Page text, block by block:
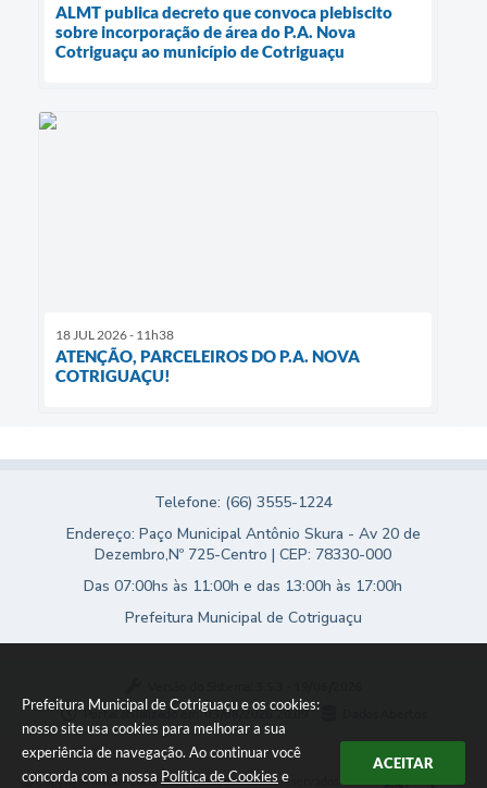
Prefeitura Municipal de Cotriguaçu e os cookies:
nosso site usa cookies para melhorar a sua
experiência de navegação. Ao continuar você
concorda com a nossa Política de Cookies e
ACEITAR
ALMT publica decreto que convoca plebiscito
sobre incorporação de área do P.A. Nova
Cotriguaçu ao município de Cotriguaçu
18 JUL 2026 - 11h38
ATENÇÃO, PARCELEIROS DO P.A. NOVA
COTRIGUAÇU!
Telefone: (66) 3555-1224
Endereço: Paço Municipal Antônio Skura - Av 20 de
Dezembro,Nº 725-Centro | CEP: 78330-000
Das 07:00hs às 11:00h e das 13:00h às 17:00h
Prefeitura Municipal de Cotriguaçu
Portal atualizado em:03/08/2026 20:09
Copyright Instar - 2006-2026. Todos os direitos reservados -